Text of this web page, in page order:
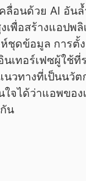
ลื่อนด้วย AI อัน
พื่อสร้างแอปพ
ชุดข้อมูล การตั้
เทอร์เฟซผู้ใช้ที่
วทางที่เป็นนวั
จได้ว่าแอพขอ
น